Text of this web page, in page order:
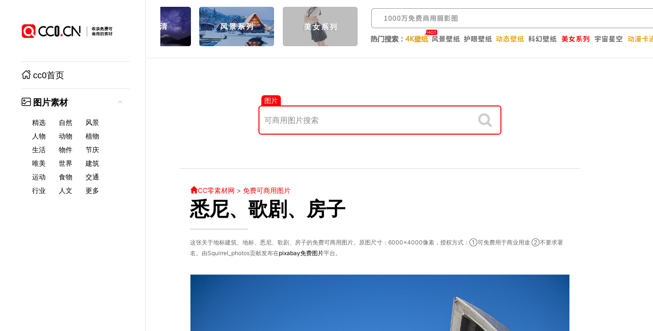
cc0首页
图片素材
精选 自然
风景
人物
动物
植物
生活
物件
节庆
唯美
世界
建筑
运动
食物
交通
行业
人文 更多
图片
CC零素材网 > 免费可商用图片
悉尼、歌剧、房子
这张关于地标建筑、地标、悉尼、歌剧、房子的免费可商用图片。原图尺寸：6000×4000像素，授权方式：①可免费用于商业用途 ②不要求署
名。由Squirrel_photos贡献发布在pixabay免费图片平台。